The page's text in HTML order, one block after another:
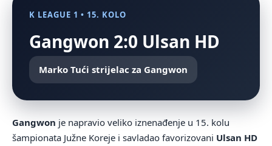
K LEAGUE 1 • 15. KOLO
Gangwon 2:0 Ulsan HD
Marko Tući strijelac za Gangwon
Gangwon je napravio veliko iznenađenje u 15. kolu
šampionata Južne Koreje i savladao favorizovani Ulsan HD